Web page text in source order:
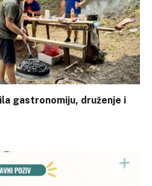
gastronomiju, druženje i